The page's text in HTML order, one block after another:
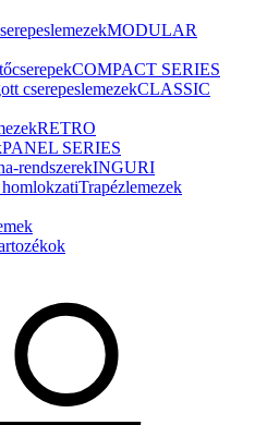
MODULAR
COMPACT SERIES
cserepeslemezekCLASSIC
RETRO
PANEL SERIES
rendszerekINGURI
Trapézlemezek